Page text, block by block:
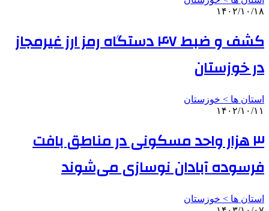
۱۴۰۲/۱۰/۱۸
کشف و ضبط ۴۷ دستگاه رمز ارز غیرمجاز
در خوزستان
استان ها > خوزستان
۱۴۰۲/۱۰/۱۱
۳ هزار واحد مسکونی در مناطق بافت
فرسوده آبادان نوسازی می‌شوند
استان ها > خوزستان